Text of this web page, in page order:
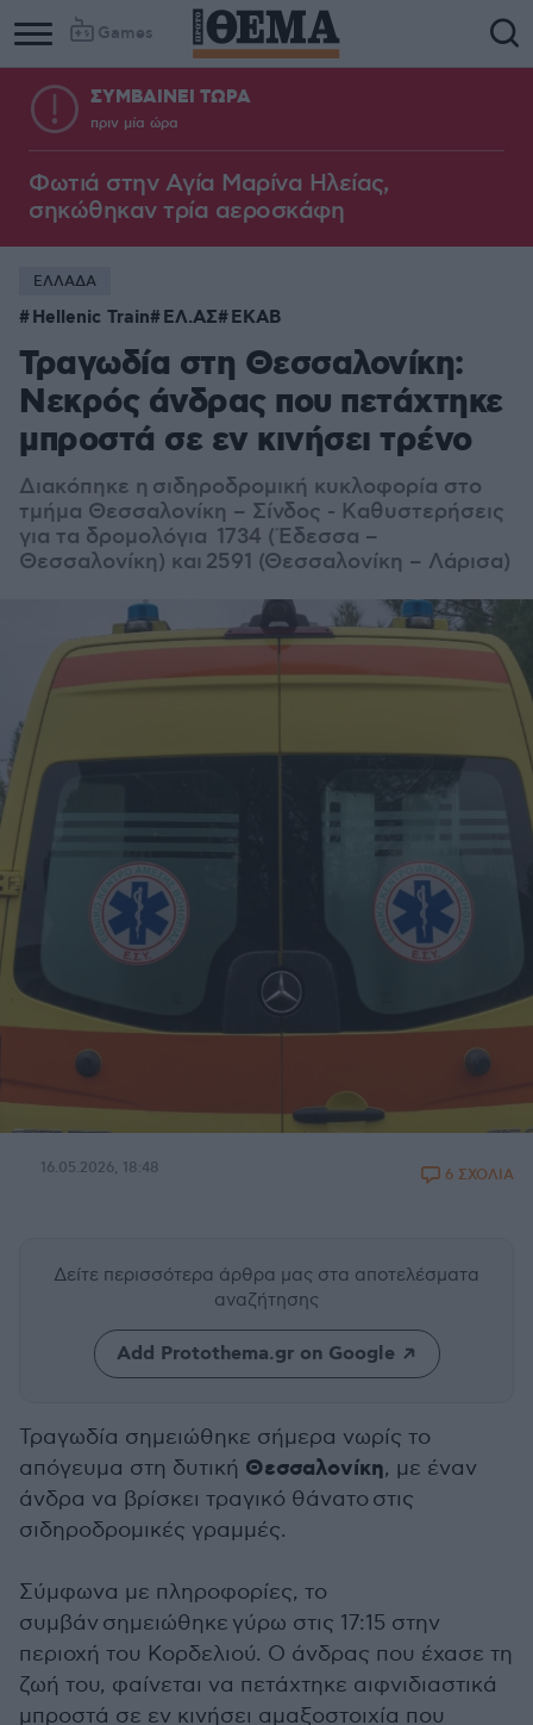
Games
ΣΥΜΒΑΙΝΕΙ ΤΩΡΑ
πριν μία ώρα
Φωτιά στην Aγία Μαρίνα Ηλείας,
σηκώθηκαν τρία αεροσκάφη
ΕΛΛΑΔΑ
Hellenic Train ΕΛ.ΑΣ ΕΚΑΒ
Τραγωδία στη Θεσσαλονίκη:
Νεκρός άνδρας που πετάχτηκε
μπροστά σε εν κινήσει τρένο
Διακόπηκε η σιδηροδρομική κυκλοφορία στο
τμήμα Θεσσαλονίκη – Σίνδος - Kαθυστερήσεις
για τα δρομολόγια 1734 (Έδεσσα –
Θεσσαλονίκη) και 2591 (Θεσσαλονίκη – Λάρισα)
16.05.2026, 18:48 6 ΣΧΟΛΙΑ
Δείτε περισσότερα άρθρα μας στα αποτελέσματα
αναζήτησης
Add Protothema.gr on Google
Τραγωδία σημειώθηκε σήμερα νωρίς το
απόγευμα στη δυτική Θεσσαλονίκη, με έναν
άνδρα να βρίσκει τραγικό θάνατο στις
σιδηροδρομικές γραμμές.
Σύμφωνα με πληροφορίες, το
συμβάν σημειώθηκε γύρω στις 17:15 στην
περιοχή του Κορδελιού. Ο άνδρας που έχασε τη
ζωή του, φαίνεται να πετάχτηκε αιφνιδιαστικά
μπροστά σε εν κινήσει αμαξοστοιχία που